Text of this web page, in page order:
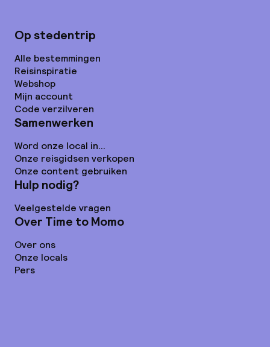
Op stedentrip
Alle bestemmingen
Reisinspiratie
Webshop
Mijn account
Code verzilveren
Samenwerken
Word onze local in...
Onze reisgidsen verkopen
Onze content gebruiken
Hulp nodig?
Veelgestelde vragen
Over Time to Momo
Over ons
Onze locals
Pers